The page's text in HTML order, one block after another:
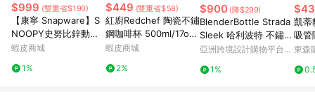
$999 (雙重省$190)
【康寧 Snapware】S
NOOPY史努比鋅動輕
瓷大容量不鏽鋼手提保
0ml
蝦皮商城
1%
$449 (雙重省$58)
紅廚Redchef 陶瓷不鏽
鋼咖啡杯 500ml/17oz
保溫杯 一杯三飲防溢漏
Tritan吸管
蝦皮商城
2%
$900 (降$299)
BlenderBottle Strada
Sleek 哈利波特 不鏽鋼
保冰保溫隨行杯
亞洲跨境設計購物平台
1%
凱蒂
吸管
高顏
東森